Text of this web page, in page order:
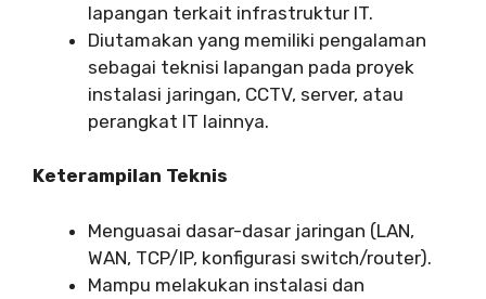
lapangan terkait infrastruktur IT.
Diutamakan yang memiliki pengalaman
sebagai teknisi lapangan pada proyek
instalasi jaringan, CCTV, server, atau
perangkat IT lainnya.
Keterampilan Teknis
Menguasai dasar-dasar jaringan (LAN,
WAN, TCP/IP, konfigurasi switch/router).
Mampu melakukan instalasi dan